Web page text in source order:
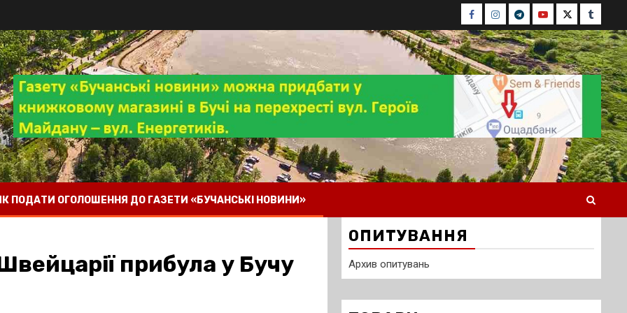
Facebook
Instagram
TelegramYoutubeTwitterTumblr
ПОДАТИ ОГОЛОШЕННЯ ДО ГАЗЕТИ «БУЧАНСЬКІ НОВИНИ»
прибула у Бучу
ОПИТУВАННЯ
Архив опитувань